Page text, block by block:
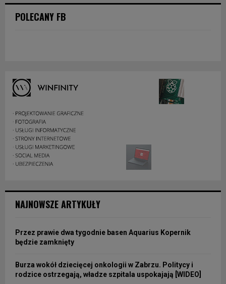
POLECANY FB
NAJNOWSZE ARTYKUŁY
Przez prawie dwa tygodnie basen Aquarius Kopernik
będzie zamknięty
Burza wokół dziecięcej onkologii w Zabrzu. Politycy i
rodzice ostrzegają, władze szpitala uspokajają [WIDEO]